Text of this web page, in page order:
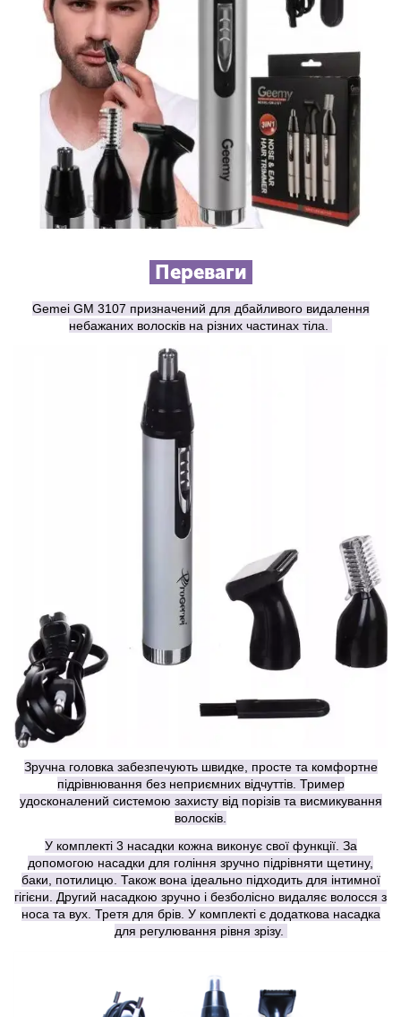
Переваги
Gemei GM 3107 призначений для дбайливого видалення
небажаних волосків на різних частинах тіла.
Зручна головка забезпечують швидке, просте та комфортне
підрівнювання без неприємних відчуттів. Тример
удосконалений системою захисту від порізів та висмикування
волосків.
У комплекті 3 насадки кожна виконує свої функції. За
допомогою насадки для гоління зручно підрівняти щетину,
баки, потилицю. Також вона ідеально підходить для інтимної
гігієни. Другий насадкою зручно і безболісно видаляє волосся з
носа та вух. Третя для брів. У комплекті є додаткова насадка
для регулювання рівня зрізу.